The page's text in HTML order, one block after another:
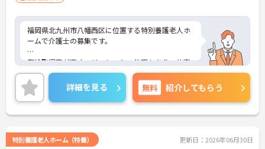
福岡県北九州市八幡西区に位置する特別養護老人ホ
ームで介護士の募集です。
有給取得率が高く、リフレッシュ休暇もあり、仕事
とプライベートの両立を目指せる環境です。賞与は
過去実績3.5ヶ月分支給されており、各種手当も充実
しています。資格取得支援制度もあり、長期的なキ
ャリア形成を目指したい方にもおすすめです。
■ プライベートも大切に働ける環境
詳細を見る 無料 紹介してもらう
特別養護老人ホーム（特養） 更新日：2026年06月30日